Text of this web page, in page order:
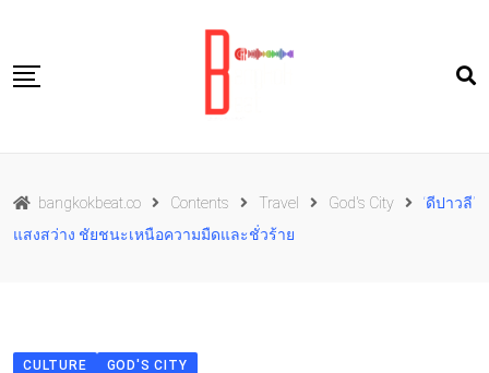
content
Food
bangkokbeat.co Contents Travel God's City
‘ดีปาวลี’
แสงสว่าง ชัยชนะเหนือความมืดและชั่วร้าย
CULTURE GOD'S CITY